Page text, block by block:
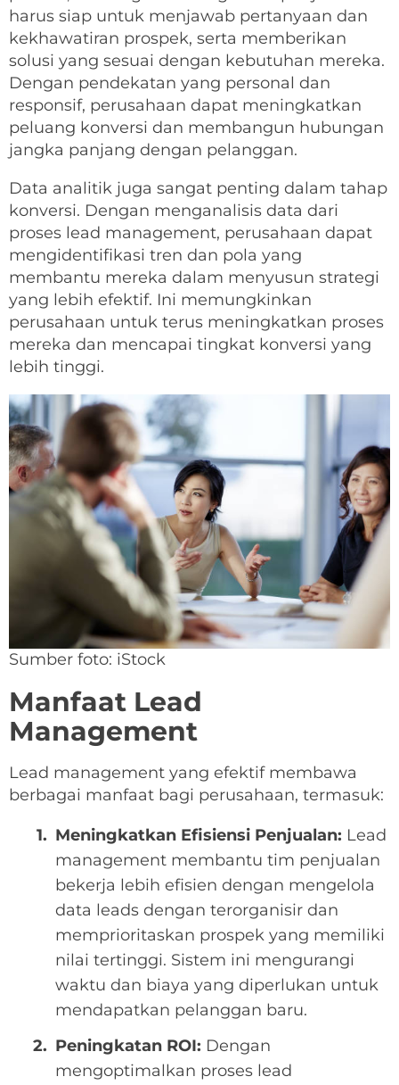
harus siap untuk menjawab pertanyaan dan
kekhawatiran prospek, serta memberikan
solusi yang sesuai dengan kebutuhan mereka.
Dengan pendekatan yang personal dan
responsif, perusahaan dapat meningkatkan
peluang konversi dan membangun hubungan
jangka panjang dengan pelanggan.
Data analitik juga sangat penting dalam tahap
konversi. Dengan menganalisis data dari
proses lead management, perusahaan dapat
mengidentifikasi tren dan pola yang
membantu mereka dalam menyusun strategi
yang lebih efektif. Ini memungkinkan
perusahaan untuk terus meningkatkan proses
mereka dan mencapai tingkat konversi yang
lebih tinggi.
Sumber foto: iStock
Manfaat Lead
Management
Lead management yang efektif membawa
berbagai manfaat bagi perusahaan, termasuk:
Meningkatkan Efisiensi Penjualan: Lead
management membantu tim penjualan
bekerja lebih efisien dengan mengelola
data leads dengan terorganisir dan
memprioritaskan prospek yang memiliki
nilai tertinggi. Sistem ini mengurangi
waktu dan biaya yang diperlukan untuk
mendapatkan pelanggan baru.
Peningkatan ROI: Dengan
mengoptimalkan proses lead